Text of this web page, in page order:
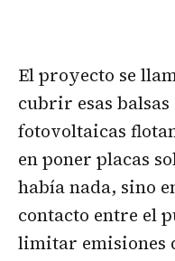
El proyecto se
cubrir esas
fotovoltaicas
en poner placas
había nada, sino
contacto entre el
limitar emisiones